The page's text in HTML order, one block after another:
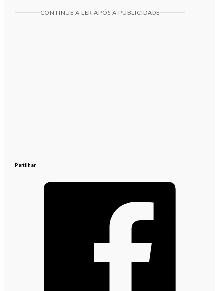
CONTINUE A LER APÓS A PUBLICIDADE
Partilhar